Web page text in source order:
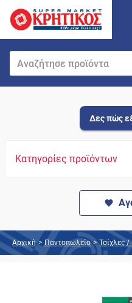
Δες πώς
Κατηγορίες προϊόντων
Αρχική > Παντοπωλείο > Τσίχλες